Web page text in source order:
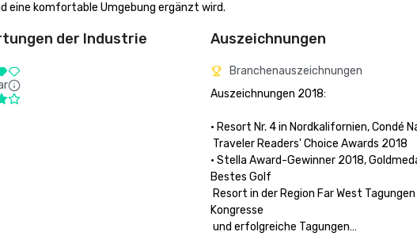
eine komfortable Umgebung ergänzt wird.
der Industrie Auszeichnungen
Branchenauszeichnungen
Auszeichnungen 2018:
• Resort Nr. 4 in Nordkalifornien, Condé
Traveler Readers' Choice Awards 2018
• Stella Award-Gewinner 2018,
Bestes Golf
Resort in der Region Far West Tagungen
Kongresse
und erfolgreiche Tagungen